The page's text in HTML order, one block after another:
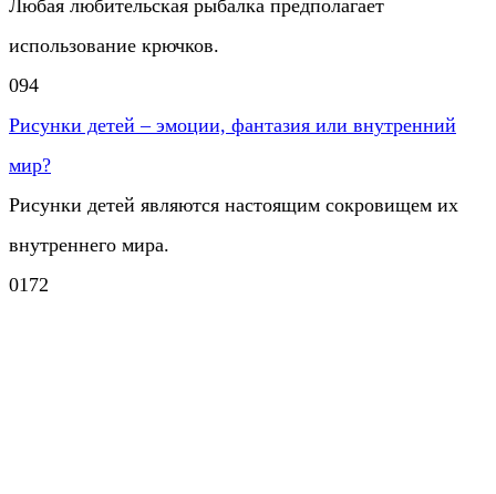
Любая любительская рыбалка предполагает
использование крючков.
094
Рисунки детей – эмоции, фантазия или внутренний
мир?
Рисунки детей являются настоящим сокровищем их
внутреннего мира.
0172